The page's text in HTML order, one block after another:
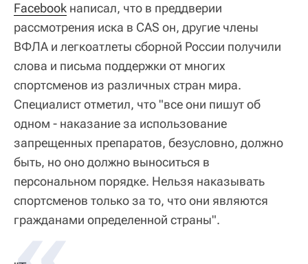
Facebook написал, что в преддверии
рассмотрения иска в CAS он, другие члены
ВФЛА и легкоатлеты сборной России получили
слова и письма поддержки от многих
спортсменов из различных стран мира.
Специалист отметил, что "все они пишут об
одном - наказание за использование
запрещенных препаратов, безусловно, должно
быть, но оно должно выноситься в
персональном порядке. Нельзя наказывать
спортсменов только за то, что они являются
гражданами определенной страны".